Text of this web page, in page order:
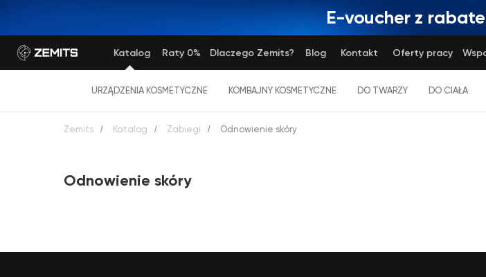
E-voucher z
Katalog Blog
Raty 0% Dlaczego Zemits? Kontakt Oferty pracy
URZĄDZENIA KOSMETYCZNE KOMBAJNY KOSMETYCZNE DO TWARZY DO CIAŁA
Zemits / Katalog / Zabiegi / Odnowienie skóry
Odnowienie skóry